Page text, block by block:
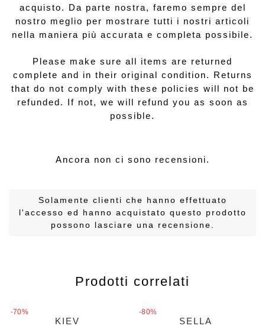
acquisto. Da parte nostra, faremo sempre del
nostro meglio per mostrare tutti i nostri articoli
nella maniera più accurata e completa possibile.
Please make sure all items are returned
complete and in their original condition. Returns
that do not comply with these policies will not be
refunded. If not, we will refund you as soon as
possible.
Ancora non ci sono recensioni.
Solamente clienti che hanno effettuato
l'accesso ed hanno acquistato questo prodotto
possono lasciare una recensione.
Prodotti correlati
-70%
Esaurito
KIEV
-80%
SELLA